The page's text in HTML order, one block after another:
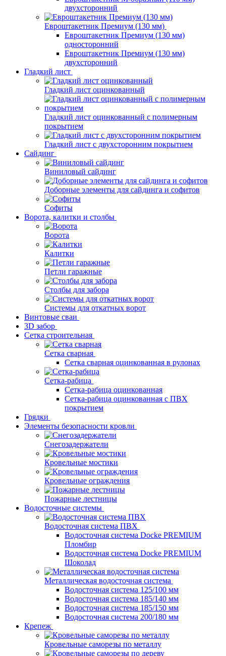
двухсторонний
Евроштакетник Премиум (130 мм)
Евроштакетник Премиум (130 мм)
односторонний
Евроштакетник Премиум (130 мм)
двухсторонний
Гладкий лист
Гладкий лист оцинкованный
Гладкий лист оцинкованный с полимерным
покрытием
Гладкий лист с двухсторонним покрытием
Сайдинг
Виниловый сайдинг
Доборные элементы для сайдинга и софитов
Софиты
Ворота, калитки и столбы
Ворота
Калитки
Петли гаражные
Столбы для забора
Системы для откатных ворот
Винтовые сваи
3D забор
Сетка строительная
Сетка сварная
Сетка сварная оцинкованная в рулонах
Сетка-рабица
Сетка-рабица оцинкованная
Сетка-рабица оцинкованная с ПВХ
покрытием
Грядки
Элементы безопасности кровли
Снегозадержатели
Кровельные мостики
Кровельные ограждения
Пожарные лестницы
Водосточные системы
Водосточная система ПВХ
Водосточная система Docke PREMIUM
Пломбир
Водосточная система Docke PREMIUM
Шоколад
Металлическая водосточная система
Водосточная система 125/100 мм
Водосточная система 185/140 мм
Водосточная система 185/150 мм
Водосточная система 200/180 мм
Крепеж
Кровельные саморезы по металлу